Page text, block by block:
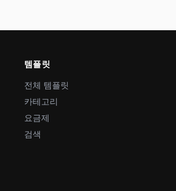
템플릿
전체 템플릿
카테고리
요금제
검색